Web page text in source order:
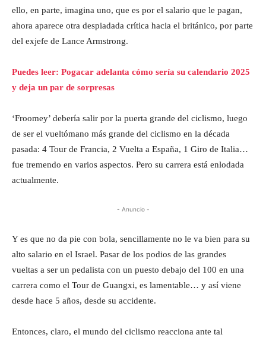
ello, en parte, imagina uno, que es por el salario que le pagan,
ahora aparece otra despiadada crítica hacia el británico, por parte
del exjefe de Lance Armstrong.
Puedes leer: Pogacar adelanta cómo sería su calendario 2025
y deja un par de sorpresas
‘Froomey’ debería salir por la puerta grande del ciclismo, luego
de ser el vueltómano más grande del ciclismo en la década
pasada: 4 Tour de Francia, 2 Vuelta a España, 1 Giro de Italia…
fue tremendo en varios aspectos. Pero su carrera está enlodada
actualmente.
- Anuncio -
Y es que no da pie con bola, sencillamente no le va bien para su
alto salario en el Israel. Pasar de los podios de las grandes
vueltas a ser un pedalista con un puesto debajo del 100 en una
carrera como el Tour de Guangxi, es lamentable… y así viene
desde hace 5 años, desde su accidente.
Entonces, claro, el mundo del ciclismo reacciona ante tal